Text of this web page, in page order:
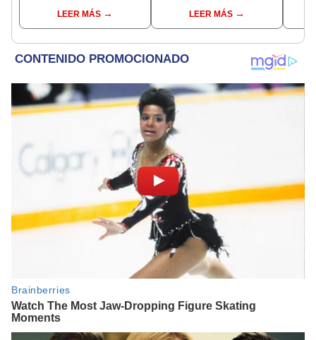
relación clandestina
con Naldy Saldaña:
LEER MÁS
denunciarlo por
tocamientos: “Me
LEER MÁS